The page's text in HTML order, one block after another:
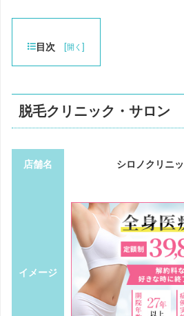
目次 [開く ]
脱毛クリニック・サロン
店舗名 シロノクリニ
イメージ